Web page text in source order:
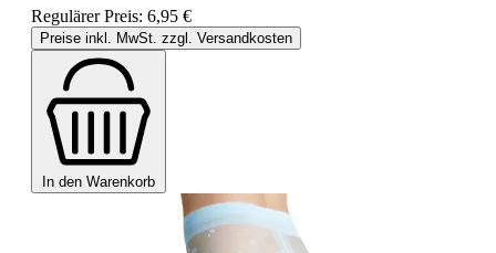
Regulärer Preis: 6,95 €
Preise inkl. MwSt. zzgl. Versandkosten
In den Warenkorb